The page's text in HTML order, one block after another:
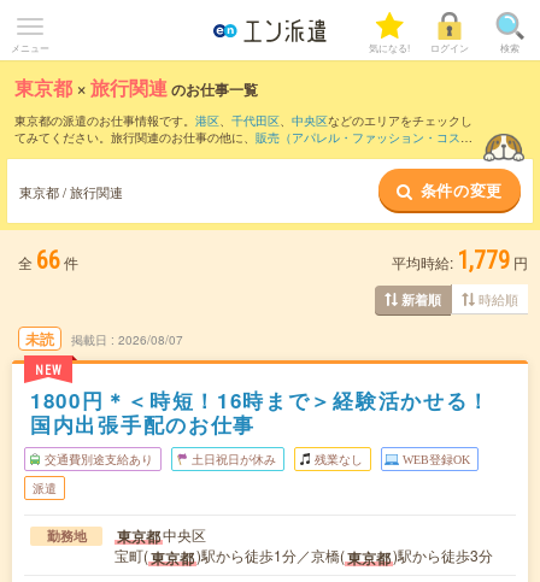
メニュー 気になる! ログイン 検索
東京都 ×旅行関連のお仕事一覧
東京都の派遣のお仕事情報です。 港区、 千代田区、 中央区などのエリアをチェックし
てみてください。旅行関連のお仕事の他に、 販売（アパレル・ファッション・コス
・単発などの期間
や、職種未経験OKなどのこだわり条件で絞り込んでいただけます。職種辞典：旅行関
連のお仕事とは？とは？
東京都 / 旅行関連 条件の変更
全 66件 平均時給: 1,779 円
新着順 時給順
未読
NEW
掲載日 2026/08/07
1800円＊＜時短！16時まで＞経験活かせる！
国内出張手配のお仕事
交通費別途支給あり 土日祝日が休み 残業なし WEB登録OK
派遣
勤務地 東京都中央区
宝町(東京都)駅から徒歩1分／京橋(東京都)駅から徒歩3分